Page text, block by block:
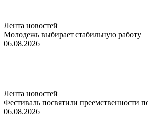
Лента новостей
Молодежь выбирает стабильную работу
06.08.2026
Лента новостей
Фестиваль посвятили преемственности
06.08.2026